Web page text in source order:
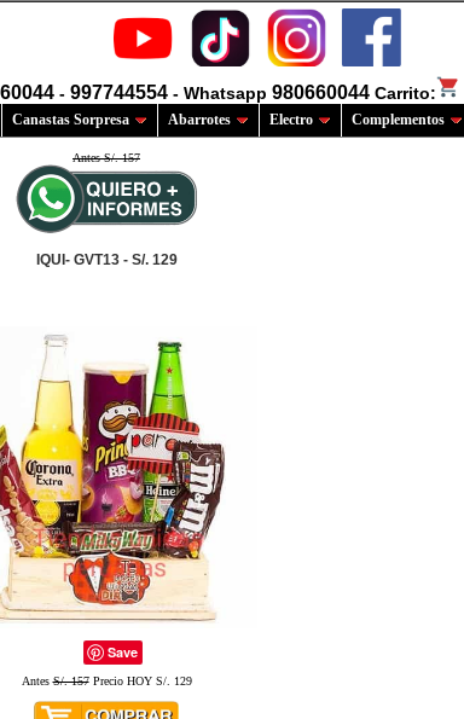
- 997744554 - Whatsapp 980660044 Carrito:
Canastas Sorpresa Abarrotes Electro Complementos
Antes S/. 157
IQUI- GVT13 - S/. 129
Save
AntesS/. 157Precio HOY S/. 129